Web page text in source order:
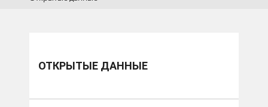
ОТКРЫТЫЕ ДАННЫЕ